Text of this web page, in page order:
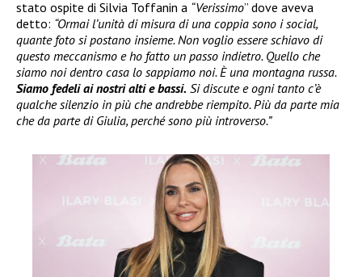
stato ospite di Silvia Toffanin a “Verissimo” dove aveva
detto: “Ormai l’unità di misura di una coppia sono i social,
quante foto si postano insieme. Non voglio essere schiavo di
questo meccanismo e ho fatto un passo indietro. Quello che
siamo noi dentro casa lo sappiamo noi. È una montagna russa.
Siamo fedeli ai nostri alti e bassi. Si discute e ogni tanto c’è
qualche silenzio in più che andrebbe riempito. Più da parte mia
che da parte di Giulia, perché sono più introverso.”